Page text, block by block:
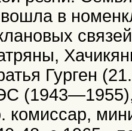
в
Гурген
комиссар,